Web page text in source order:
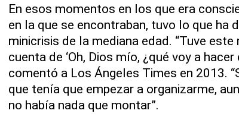
En esos momentos en los que era
en la que se encontraban, tuvo lo que ha
minicrisis de la mediana edad. “Tuve
cuenta de ‘Oh, Dios mío, ¿qué voy a hacer
comentó a Los Ángeles Times en 2013.
que tenía que empezar a organizarme,
no había nada que montar”.